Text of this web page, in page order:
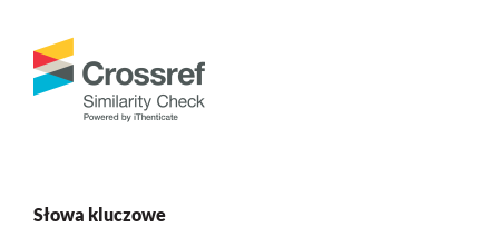
Słowa kluczowe